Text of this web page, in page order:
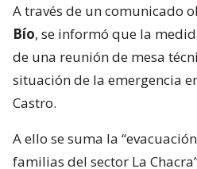
A través de un comunicado
Bío, se informó que la
de una reunión de mesa
situación de la emergencia
Castro.
A ello se suma la
familias del sector La